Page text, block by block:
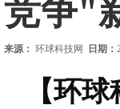
竞争"
来源： 环球科技网 日期：
【环球